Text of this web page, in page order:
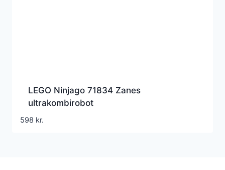
LEGO Ninjago 71834 Zanes
ultrakombirobot
598 kr.